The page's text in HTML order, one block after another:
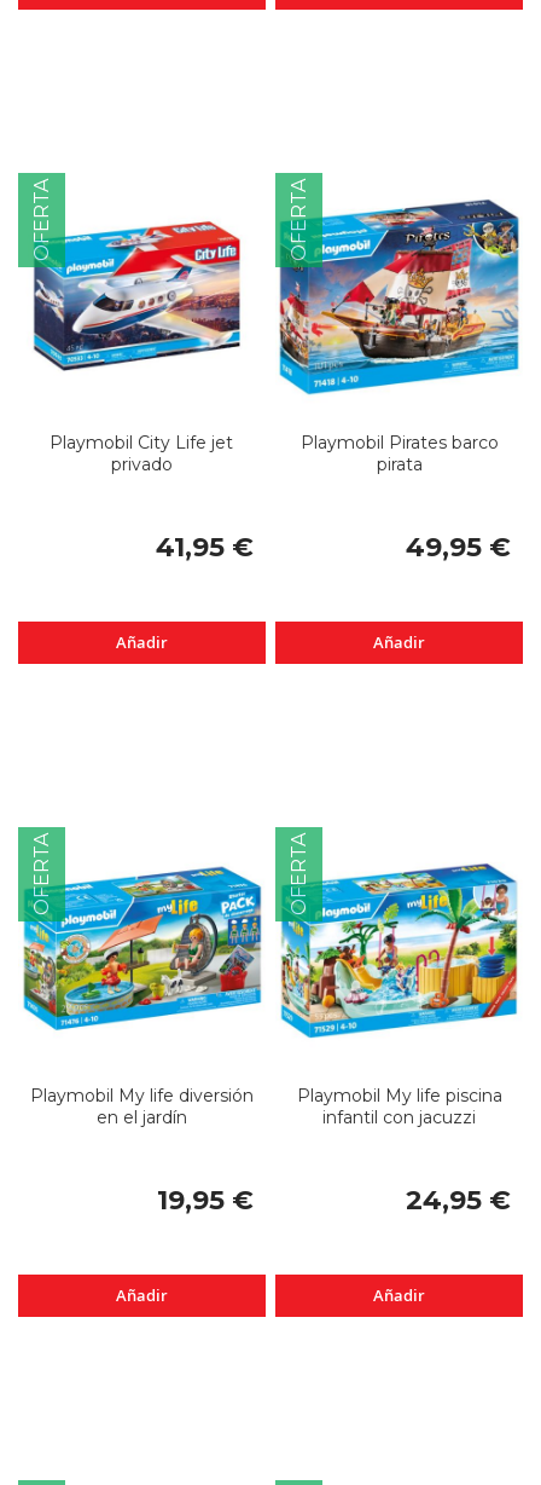
OFERTA
Playmobil City Life jet
privado
41,95 €
Añadir
OFERTA
Playmobil Pirates barco
pirata
49,95 €
Añadir
OFERTA
Playmobil My life diversión
en el jardín
19,95 €
Añadir
OFERTA
Playmobil My life piscina
infantil con jacuzzi
24,95 €
Añadir